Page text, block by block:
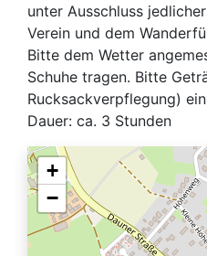
unter Ausschluss
Verein und dem
Bitte dem Wetter
Schuhe tragen. Bitte
Rucksackverpflegung)
Dauer: ca. 3 Stunden
+
−